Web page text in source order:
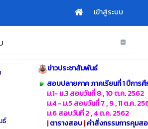
เข้าสู่ระบบ
ธ์
ข่าวประชาสัมพันธ์
สอบปลายภาค ภาคเรียนที่ 1 ปีการ
ม.1- ม.3 สอบวันที่ 8 , 10 ต.ค. 2562
ม.4 - ม.5 สอบวันที่ 7 , 9 , 11 ต.ค.
ม.6 สอบวันที่ 2 , 4 ต.ค. 2562
|ตารางสอบ|คำสั่งกรรมการคุมส